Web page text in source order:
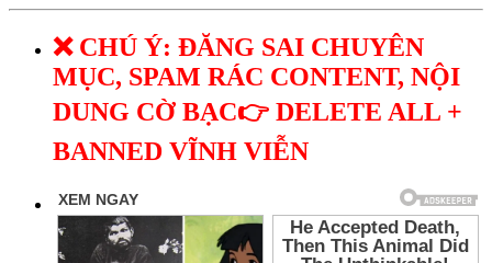
❌ CHÚ Ý: ĐĂNG SAI CHUYÊN
MỤC, SPAM RÁC CONTENT, NỘI
DUNG CỜ BẠC👉 DELETE ALL +
BANNED VĨNH VIỄN